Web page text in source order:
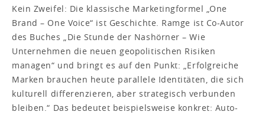
Kein Zweifel: Die klassische Marketingformel „One
Brand – One Voice“ ist Geschichte. Ramge ist Co-Autor
des Buches „Die Stunde der Nashörner – Wie
Unternehmen die neuen geopolitischen Risiken
managen“ und bringt es auf den Punkt: „Erfolgreiche
Marken brauchen heute parallele Identitäten, die sich
kulturell differenzieren, aber strategisch verbunden
bleiben.“ Das bedeutet beispielsweise konkret: Auto-